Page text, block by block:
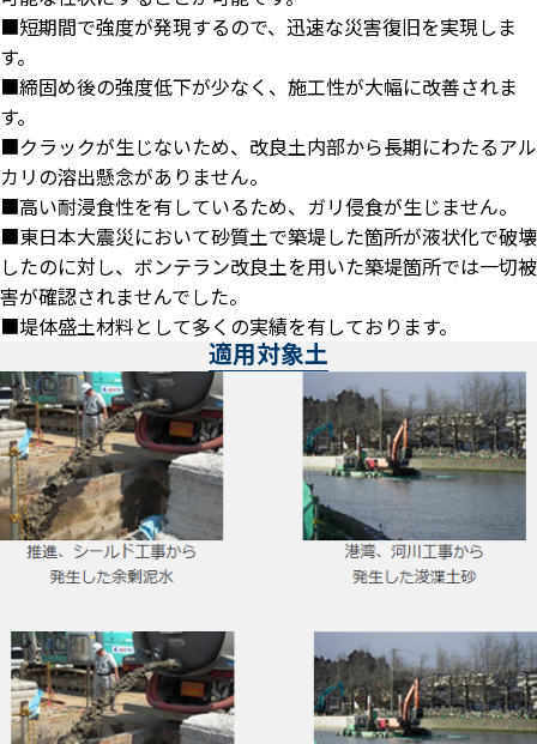
■短期間で強度が発現するので、迅速な災害復旧を実現しま
す。
■締固め後の強度低下が少なく、施工性が大幅に改善されま
す。
■クラックが生じないため、改良土内部から長期にわたるアル
カリの溶出懸念がありません。
■高い耐浸食性を有しているため、ガリ侵食が生じません。
■東日本大震災において砂質土で築堤した箇所が液状化で破壊
したのに対し、ボンテラン改良土を用いた築堤箇所では一切被
害が確認されませんでした。
■堤体盛土材料として多くの実績を有しております。
適用対象土